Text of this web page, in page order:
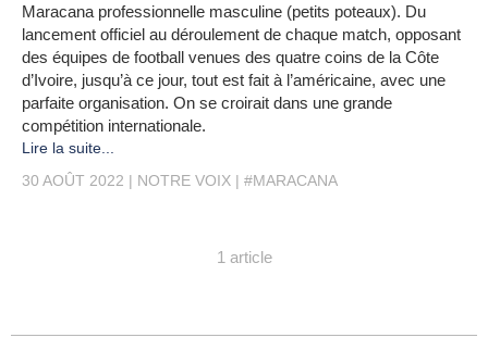
Maracana professionnelle masculine (petits poteaux). Du
lancement officiel au déroulement de chaque match, opposant
des équipes de football venues des quatre coins de la Côte
d’Ivoire, jusqu’à ce jour, tout est fait à l’américaine, avec une
parfaite organisation. On se croirait dans une grande
compétition internationale.
Lire la suite...
30 AOÛT 2022
NOTRE VOIX #MARACANA
1 article